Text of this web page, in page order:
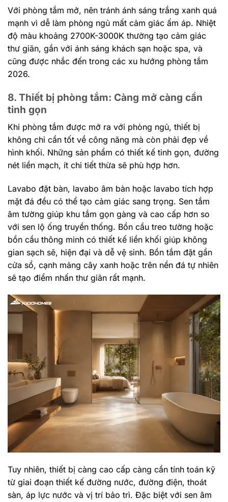
Với phòng tắm mở, nên tránh ánh sáng trắng xanh quá
mạnh vì dễ làm phòng ngủ mất cảm giác ấm áp. Nhiệt
độ màu khoảng 2700K-3000K thường tạo cảm giác
thư giãn, gần với ánh sáng khách sạn hoặc spa, và
cũng được nhắc đến trong các xu hướng phòng tắm
2026.
8. Thiết bị phòng tắm: Càng mở càng cần
tinh gọn
Khi phòng tắm được mở ra với phòng ngủ, thiết bị
không chỉ cần tốt về công năng mà còn phải đẹp về
hình khối. Những sản phẩm có thiết kế tinh gọn, đường
nét liền mạch, ít chi tiết thừa sẽ phù hợp hơn.
Lavabo đặt bàn, lavabo âm bàn hoặc lavabo tích hợp
mặt đá đều có thể tạo cảm giác sang trọng. Sen tắm
âm tường giúp khu tắm gọn gàng và cao cấp hơn so
với sen lộ ống truyền thống. Bồn cầu treo tường hoặc
bồn cầu thông minh có thiết kế liền khối giúp không
gian sạch sẽ, hiện đại và dễ vệ sinh. Bồn tắm đặt gần
cửa sổ, cạnh mảng cây xanh hoặc trên nền đá tự nhiên
sẽ tạo điểm nhấn thư giãn rất mạnh.
Tuy nhiên, thiết bị càng cao cấp càng cần tính toán kỹ
từ giai đoạn thiết kế đường nước, đường điện, thoát
sàn, áp lực nước và vị trí bảo trì. Đặc biệt với sen âm